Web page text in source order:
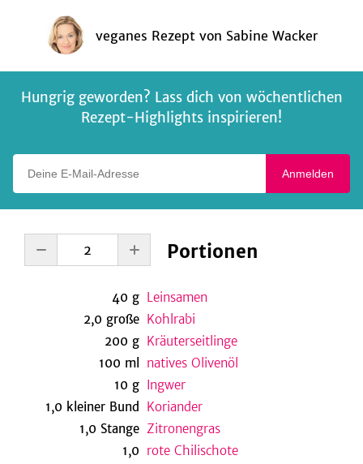
veganes Rezept von Sabine Wacker
Hungrig geworden? Lass dich von wöchentlichen
Rezept-Highlights inspirieren!
Anmelden
Portionen
40 g Leinsamen
2,0 große Kohlrabi
200 g Kräuterseitlinge
100 ml
natives Olivenöl
10 g Ingwer
1,0 kleiner Bund
Koriander
1,0 Stange Zitronengras
1,0 rote Chilischote